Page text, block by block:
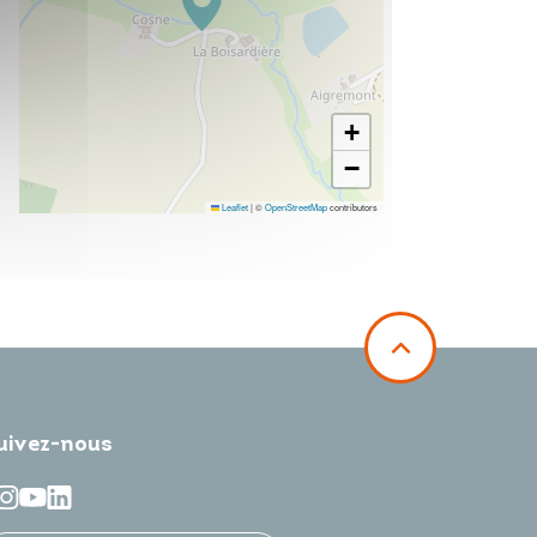
+
−
Leaflet|©OpenStreetMapcontributors
nous